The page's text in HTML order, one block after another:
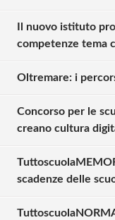
Il nuovo istituto
competenze tema
Oltremare: i
Concorso per le
creano cultura
scadenze delle
Solo gli